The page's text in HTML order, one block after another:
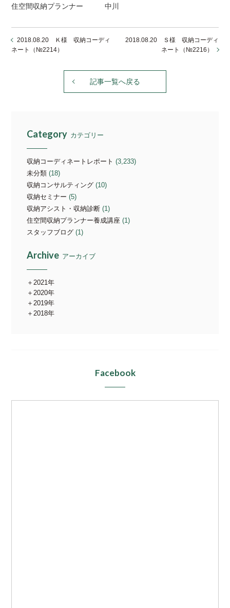
住空間収納プランナー 中川
2018.08.20 Ｋ様 収納コーディ
ネート（№2214）
2018.08.20 Ｓ様 収納コーディ
ネート（№2216）
記事一覧へ戻る
Category カテゴリー
収納コーディネートレポート (3,233)
未分類 (18)
収納コンサルティング (10)
収納セミナー (5)
収納アシスト・収納診断 (1)
住空間収納プランナー養成講座 (1)
スタッフブログ (1)
Archive アーカイブ
2021年
2020年
2019年
2018年
Facebook